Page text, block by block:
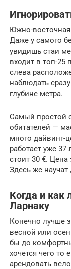
Южно-восточная
Даже у самого
увидишь стаи
входит в топ-25
слева
наблюдать
глубине метра.
Самый простой
обитателей —
много дайвинг-
работает уже 37
стоит 30 €.
Здесь же научат
Когда и как
Ларнаку
Конечно лучше
весной или
бы до
хочется чего
арендовать